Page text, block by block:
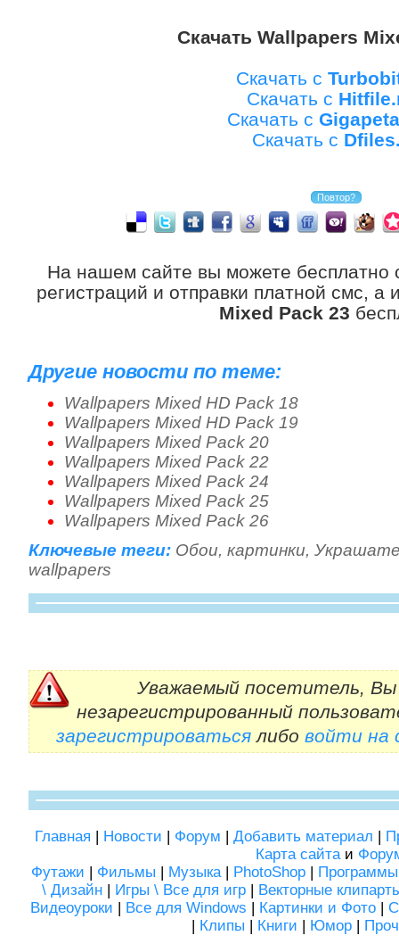
Скачать Wallpapers
Скачать с
Скачать с
Скачать с
Скачать с
На нашем сайте вы можете бесплатно
регистраций и отправки платной смс, а
Mixed Pack 23
Другие новости по теме:
Wallpapers Mixed HD Pack 18
Wallpapers Mixed HD Pack 19
Wallpapers Mixed Pack 20
Wallpapers Mixed Pack 22
Wallpapers Mixed Pack 24
Wallpapers Mixed Pack 25
Wallpapers Mixed Pack 26
Ключевые теги: Обои, картинки,
wallpapers
Уважаемый посетитель, Вы
незарегистрированный
зарегистрироватьсялибо войти на
Главная | Новости | Форум | Добавить материал |
Карта сайтаи
Футажи | Фильмы | Музыка| PhotoShop | Программы
\ Дизайн | Игры \ Все для игр | Векторные
Видеоуроки | Все для Windows | Картинки и Фото|
| Клипы | Книги | Юмор |